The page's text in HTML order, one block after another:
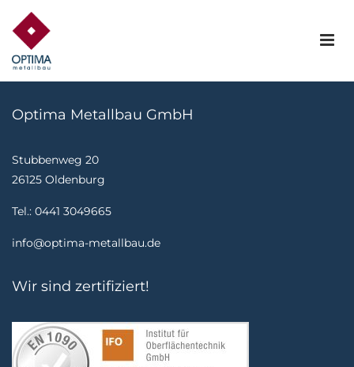
Optima Metallbau GmbH
Stubbenweg 20
26125 Oldenburg
Tel.: 0441 3049665
info@optima-metallbau.de
Wir sind zertifiziert!